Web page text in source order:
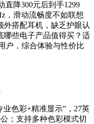
直降300元后到手1299
，滑动流畅度不如联想
外搭配耳机，缺乏护眼认
哪些电子产品值得买？适
户，综合体验与性价比
业色彩+精准显示”，27英
；支持多种色彩模式切